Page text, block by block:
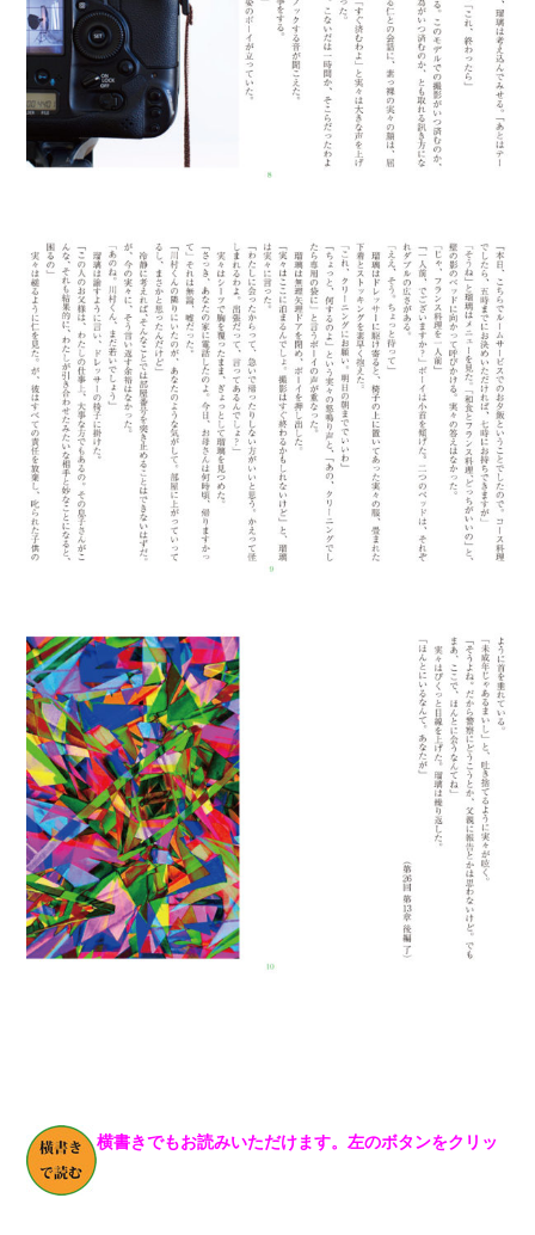
横書きでもお読みいただけます。左のボタンをクリッ